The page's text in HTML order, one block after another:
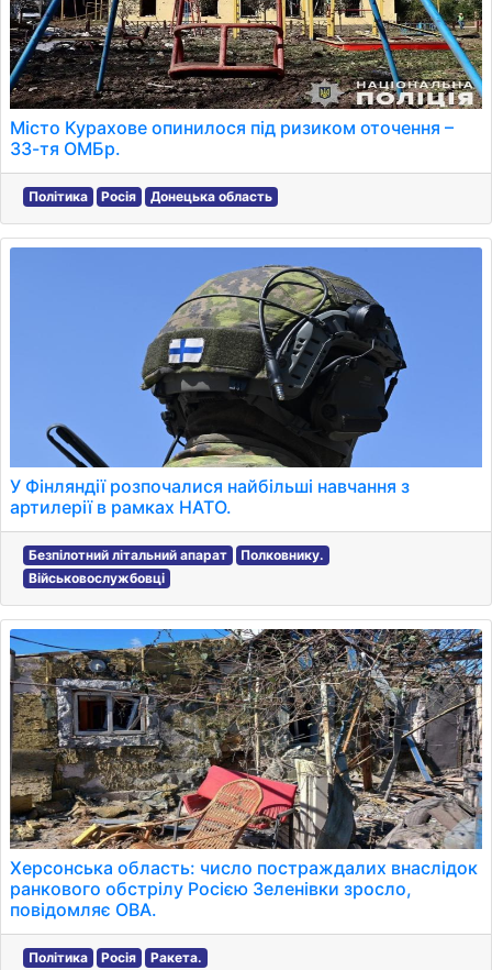
Місто Курахове опинилося під ризиком оточення –
ЗЗ-тя ОМБр.
Політика Росія Донецька область
У Фінляндії розпочалися найбільші навчання з
артилерії в рамках НАТО.
Безпілотний літальний апарат
Полковнику.
Військовослужбовці
Херсонська область: число постраждалих внаслідок
ранкового обстрілу Росією Зеленівки зросло,
повідомляє ОВА.
Політика Росія Ракета.